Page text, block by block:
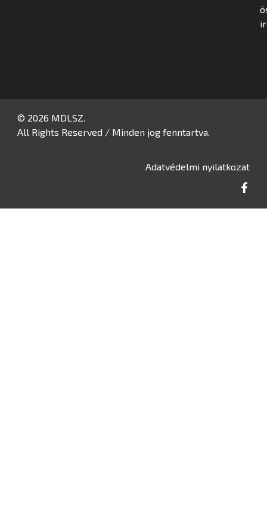
© 2026 MDLSZ.
All Rights Reserved / Minden jog fenntartva.
Adatvédelmi nyilatkozat